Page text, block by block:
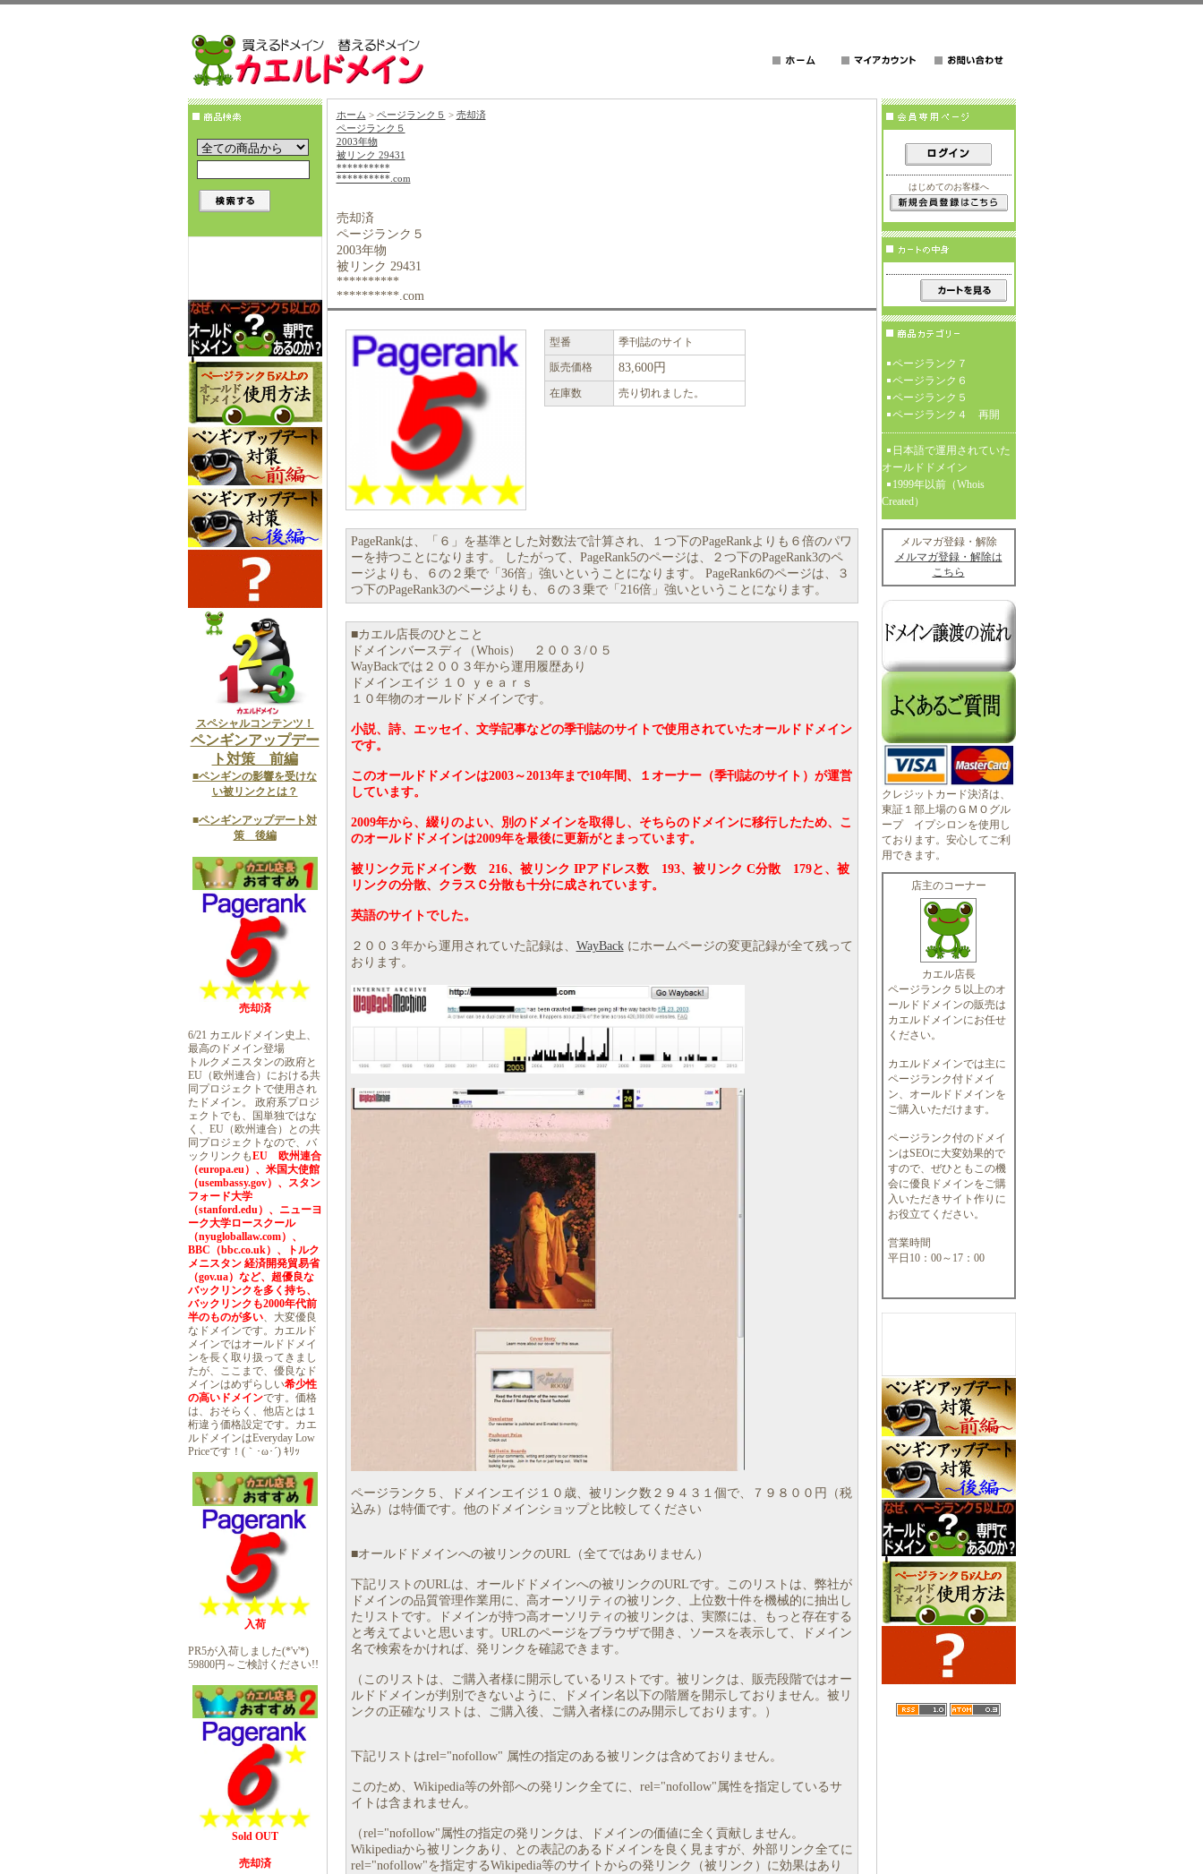
スペシャルコンテンツ！
ペンギンアップデー
ト対策 前編
■ペンギンの影響を受けな
い被リンクとは？
■ペンギンアップデート対
策 後編
売却済
6/21 カエルドメイン史上、
最高のドメイン登場
トルクメニスタンの政府と
EU（欧州連合）における共
同プロジェクトで使用され
たドメイン。 政府系プロジ
ェクトでも、国単独ではな
く、EU（欧州連合）との共
同プロジェクトなので、バ
ックリンクもEU 欧州連合
（europa.eu）、米国大使館
（usembassy.gov）、スタン
フォード大学
（stanford.edu）、ニューヨ
ーク大学ロースクール
（nyugloballaw.com）、
BBC（bbc.co.uk）、トルク
メニスタン 経済開発貿易省
（gov.ua）など、超優良な
バックリンクを多く持ち、
バックリンクも2000年代前
半のものが多い、大変優良
なドメインです。カエルド
メインではオールドドメイ
ンを長く取り扱ってきまし
たが、ここまで、優良なド
メインはめずらしい希少性
の高いドメインです。価格
は、おそらく、他店とは１
桁違う価格設定です。カエ
ルドメインはEveryday Low
Priceです！(｀･ω･´) ｷﾘｯ
入荷
PR5が入荷しました(*'v'*)
59800円～ご検討ください!!
Sold OUT
売却済
ホーム > ページランク５ > 売却済
ページランク５
2003年物
被リンク 29431
**********
**********.com
売却済
ページランク５
2003年物
被リンク 29431
**********
**********.com
型番
季刊誌のサイト
販売価格
83,600円
在庫数 売り切れました。
PageRankは、「６」を基準とした対数法で計算され、１つ下のPageRankよりも６倍のパワ
ーを持つことになります。 したがって、PageRank5のページは、２つ下のPageRank3のペ
ージよりも、６の２乗で「36倍」強いということになります。 PageRank6のページは、３
つ下のPageRank3のページよりも、６の３乗で「216倍」強いということになります。
■カエル店長のひとこと
ドメインバースディ（Whois） ２００３/０５
WayBackでは２００３年から運用履歴あり
ドメインエイジ １０ ｙｅａｒｓ
１０年物のオールドドメインです。
小説、詩、エッセイ、文学記事などの季刊誌のサイトで使用されていたオールドドメイン
です。
このオールドドメインは2003～2013年まで10年間、１オーナー（季刊誌のサイト）が運営
しています。
2009年から、綴りのよい、別のドメインを取得し、そちらのドメインに移行したため、こ
のオールドドメインは2009年を最後に更新がとまっています。
被リンク元ドメイン数 216、被リンク IPアドレス数 193、被リンク C分散 179と、被
リンクの分散、クラスＣ分散も十分に成されています。
英語のサイトでした。
２００３年から運用されていた記録は、 WayBackにホームページの変更記録が全て残って
おります。
ページランク５、ドメインエイジ１０歳、被リンク数２９４３１個で、７９８００円（税
込み）は特価です。他のドメインショップと比較してください
■オールドドメインへの被リンクのURL（全てではありません）
下記リストのURLは、オールドドメインへの被リンクのURLです。このリストは、弊社が
ドメインの品質管理作業用に、高オーソリティの被リンク、上位数十件を機械的に抽出し
たリストです。ドメインが持つ高オーソリティの被リンクは、実際には、もっと存在する
と考えてよいと思います。URLのページをブラウザで開き、ソースを表示して、ドメイン
名で検索をかければ、発リンクを確認できます。
（このリストは、ご購入者様に開示しているリストです。被リンクは、販売段階ではオー
ルドドメインが判別できないように、ドメイン名以下の階層を開示しておりません。被リ
ンクの正確なリストは、ご購入後、ご購入者様にのみ開示しております。）
下記リストはrel="nofollow" 属性の指定のある被リンクは含めておりません。
このため、Wikipedia等の外部への発リンク全てに、rel="nofollow"属性を指定しているサ
イトは含まれません。
（rel="nofollow"属性の指定の発リンクは、ドメインの価値に全く貢献しません。
Wikipediaから被リンクあり、との表記のあるドメインを良く見ますが、外部リンク全てに
rel="nofollow"を指定するWikipedia等のサイトからの発リンク（被リンク）に効果はあり
はじめてのお客様へ
ページランク７
ページランク６
ページランク５
ページランク４ 再開
日本語で運用されていた
オールドドメイン
1999年以前（Whois
Created）
メルマガ登録・解除
メルマガ登録・解除は
こちら
クレジットカード決済は、
東証１部上場のＧＭＯグル
ープ イプシロンを使用し
ております。安心してご利
用できます。
店主のコーナー
カエル店長
ページランク５以上のオ
ールドドメインの販売は
カエルドメインにお任せ
ください。
カエルドメインでは主に
ページランク付ドメイ
ン、オールドドメインを
ご購入いただけます。
ページランク付のドメイ
ンはSEOに大変効果的で
すので、ぜひともこの機
会に優良ドメインをご購
入いただきサイト作りに
お役立てください。
営業時間
平日10：00～17：00